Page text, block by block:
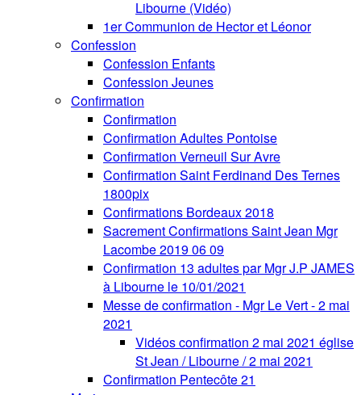
Libourne (Vidéo)
1er Communion de Hector et Léonor
Confession
Confession Enfants
Confession Jeunes
Confirmation
Confirmation
Confirmation Adultes Pontoise
Confirmation Verneuil Sur Avre
Confirmation Saint Ferdinand Des Ternes
1800pix
Confirmations Bordeaux 2018
Sacrement Confirmations Saint Jean Mgr
Lacombe 2019 06 09
Confirmation 13 adultes par Mgr J.P JAMES
à Libourne le 10/01/2021
Messe de confirmation - Mgr Le Vert - 2 mai
2021
Vidéos confirmation 2 mai 2021 église
St Jean / Libourne / 2 mai 2021
Confirmation Pentecôte 21